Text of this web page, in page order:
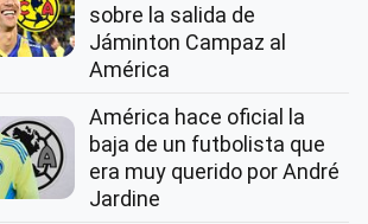
sobre la salida de
Jáminton Campaz al
América
América hace oficial la
baja de un futbolista que
era muy querido por André
Jardine